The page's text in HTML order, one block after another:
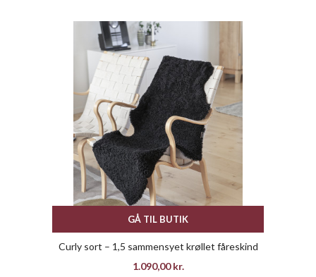
GÅ TIL BUTIK
Curly sort – 1,5 sammensyet krøllet fåreskind
1.090,00kr.